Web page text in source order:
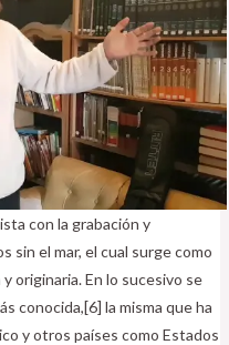
con la grabación y
sin el mar, el cual surge como
originaria. En lo sucesivo se
conocida,[6]​ la misma que ha
y otros países como Estados